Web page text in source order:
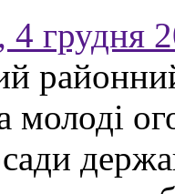
грудня
молоді